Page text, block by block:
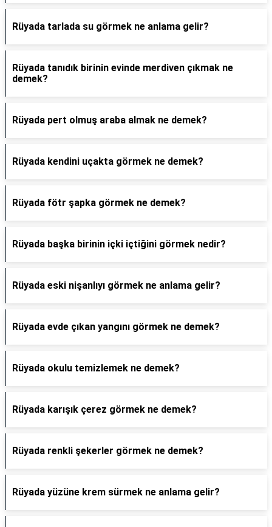
Rüyada tarlada su görmek ne anlama gelir?
Rüyada tanıdık birinin evinde merdiven çıkmak ne
demek?
Rüyada pert olmuş araba almak ne demek?
Rüyada kendini uçakta görmek ne demek?
Rüyada fötr şapka görmek ne demek?
Rüyada başka birinin içki içtiğini görmek nedir?
Rüyada eski nişanlıyı görmek ne anlama gelir?
Rüyada evde çıkan yangını görmek ne demek?
Rüyada okulu temizlemek ne demek?
Rüyada karışık çerez görmek ne demek?
Rüyada renkli şekerler görmek ne demek?
Rüyada yüzüne krem sürmek ne anlama gelir?